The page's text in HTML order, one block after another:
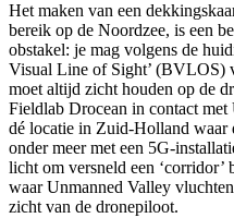
Het maken van een
bereik op de Noordzee, is een
obstakel: je mag volgens de
Visual Line of Sight’ (BVLOS)
moet altijd zicht houden op de
Fieldlab Drocean in contact
dé locatie in Zuid-Holland waar
onder meer met een 5G-
licht om versneld een ‘corridor’
waar Unmanned Valley
zicht van de dronepiloot.